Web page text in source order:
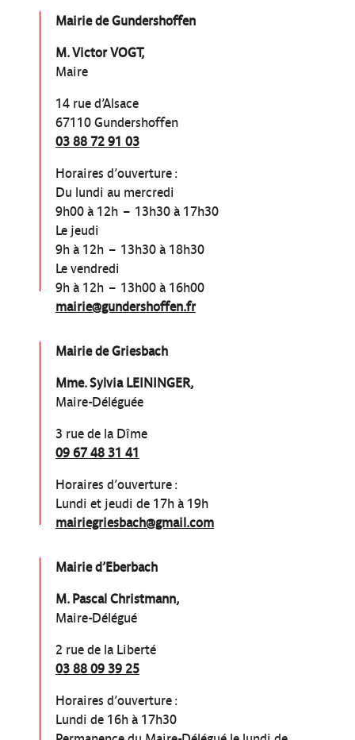
Mairie de Gundershoffen
M. Victor VOGT,
Maire
14 rue d’Alsace
67110 Gundershoffen
03 88 72 91 03
Horaires d’ouverture :
Du lundi au mercredi
9h00 à 12h – 13h30 à 17h30
Le jeudi
9h à 12h – 13h30 à 18h30
Le vendredi
9h à 12h – 13h00 à 16h00
mairie@gundershoffen.fr
Mairie de Griesbach
Mme. Sylvia LEININGER,
Maire-Déléguée
3 rue de la Dîme
09 67 48 31 41
Horaires d’ouverture :
Lundi et jeudi de 17h à 19h
mairiegriesbach@gmail.com
Mairie d’Eberbach
M. Pascal Christmann,
Maire-Délégué
2 rue de la Liberté
03 88 09 39 25
Horaires d’ouverture :
Lundi de 16h à 17h30